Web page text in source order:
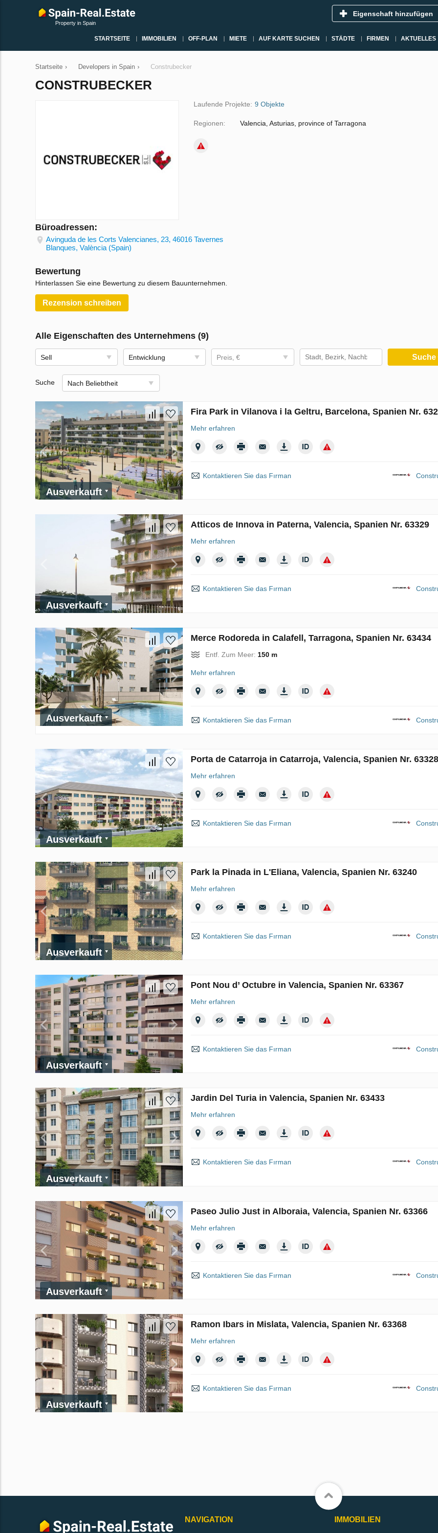
Property in Spain
Eigenschaft hinzufügen
STARTSEITE IMMOBILIEN OFF-PLAN MIETE AUF KARTE SUCHEN STÄDTE FIRMEN AKTUELLES
Startseite › Developers in Spain › Construbecker
CONSTRUBECKER
Laufende Projekte: 9 Objekte
Regionen: Valencia, Asturias, province of Tarragona
Büroadressen:
Avinguda de les Corts Valencianes, 23, 46016 Tavernes
Blanques, València (Spain)
Bewertung
Hinterlassen Sie eine Bewertung zu diesem Bauunternehmen.
Rezension schreiben
Alle Eigenschaften des Unternehmens (9)
Sell Entwicklung Preis, € Suche
Suche Nach Beliebtheit
Ausverkauft
Fira Park in Vilanova i la Geltru, Barcelona, Spanien Nr.
Mehr erfahren
Kontaktieren Sie das Fırman
Ausverkauft
Atticos de Innova in Paterna, Valencia, Spanien Nr. 63329
Mehr erfahren
Kontaktieren Sie das Fırman
Ausverkauft
Merce Rodoreda in Calafell, Tarragona, Spanien Nr. 63434
Entf. Zum Meer: 150 m
Mehr erfahren
Kontaktieren Sie das Fırman
Ausverkauft
Porta de Catarroja in Catarroja, Valencia, Spanien Nr. 63328
Mehr erfahren
Kontaktieren Sie das Fırman
Ausverkauft
Park la Pinada in L'Eliana, Valencia, Spanien Nr. 63240
Mehr erfahren
Kontaktieren Sie das Fırman
Ausverkauft
Pont Nou d’ Octubre in Valencia, Spanien Nr. 63367
Mehr erfahren
Kontaktieren Sie das Fırman
Ausverkauft
Jardin Del Turia in Valencia, Spanien Nr. 63433
Mehr erfahren
Kontaktieren Sie das Fırman
Ausverkauft
Paseo Julio Just in Alboraia, Valencia, Spanien Nr. 63366
Mehr erfahren
Kontaktieren Sie das Fırman
Ausverkauft
Ramon Ibars in Mislata, Valencia, Spanien Nr. 63368
Mehr erfahren
Kontaktieren Sie das Fırman
NAVIGATION IMMOBILIEN